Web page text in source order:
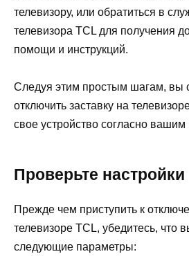
телевизору, или обратиться в
телевизора TCL для получения
помощи и инструкций.
Следуя этим простым шагам, вы
отключить заставку на
свое устройство согласно
Проверьте настройки
Прежде чем приступить к
телевизоре TCL, убедитесь, что
следующие параметры: